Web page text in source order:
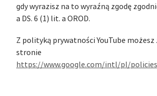
gdy wyrazisz na to wyraźną zgodę
a DS. 6 (1) lit. a OROD.
Z polityką prywatności YouTube możesz
stronie
https://www.google.com/intl/pl/